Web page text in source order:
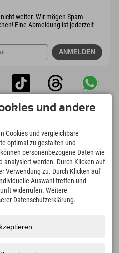
weiter. Wir mögen Spam
Eine Abmeldung ist jederzeit
Mein
Jetzt
4.634km
Pisten zum Skifahren und
97
und andere
Cookies und vergleichbare
optimal zu gestalten und
personenbezogene Daten wie
analysiert werden. Durch Klicken auf
Verwendung zu. Durch Klicken auf
Auswahl treffen und
widerrufen. Weitere
Datenschutzerklärung.